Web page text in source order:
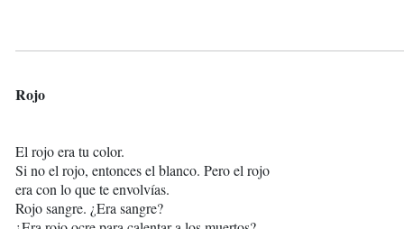
Rojo
El rojo era tu color.
Si no el rojo, entonces el blanco. Pero el rojo
era con lo que te envolvías.
Rojo sangre. ¿Era sangre?